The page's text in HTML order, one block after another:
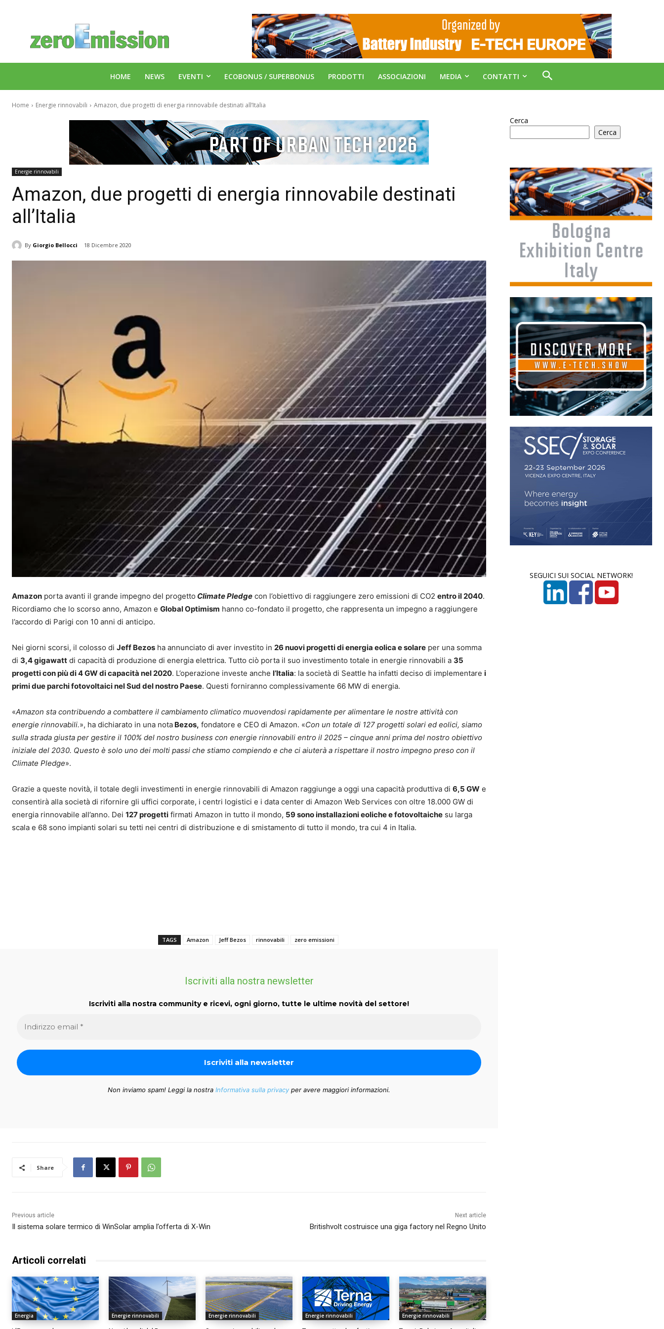
HOME NEWS EVENTI ECOBONUS / SUPERBONUS PRODOTTI ASSOCIAZIONI MEDIA CONTATTI
Home Energie rinnovabili Amazon, due progetti di energia rinnovabile destinati all’Italia
Energie rinnovabili
Amazon, due progetti di energia rinnovabile destinati
all’Italia
By Giorgio Bellocci 18 Dicembre 2020
Amazon porta avanti il grande impegno del progetto Climate Pledge con l’obiettivo di raggiungere zero emissioni di CO2 entro il 2040.
Ricordiamo che lo scorso anno, Amazon e Global Optimism hanno co-fondato il progetto, che rappresenta un impegno a raggiungere
l’accordo di Parigi con 10 anni di anticipo.
Nei giorni scorsi, il colosso di Jeff Bezos ha annunciato di aver investito in 26 nuovi progetti di energia eolica e solare per una somma
di 3,4 gigawatt di capacità di produzione di energia elettrica. Tutto ciò porta il suo investimento totale in energie rinnovabili a 35
progetti con più di 4 GW di capacità nel 2020. L’operazione investe anche l’Italia: la società di Seattle ha infatti deciso di implementare i
primi due parchi fotovoltaici nel Sud del nostro Paese. Questi forniranno complessivamente 66 MW di energia.
«Amazon sta contribuendo a combattere il cambiamento climatico muovendosi rapidamente per alimentare le nostre attività con
energie rinnovabili.», ha dichiarato in una nota Bezos, fondatore e CEO di Amazon. «Con un totale di 127 progetti solari ed eolici, siamo
sulla strada giusta per gestire il 100% del nostro business con energie rinnovabili entro il 2025 – cinque anni prima del nostro obiettivo
iniziale del 2030. Questo è solo uno dei molti passi che stiamo compiendo e che ci aiuterà a rispettare il nostro impegno preso con il
Climate Pledge».
Grazie a queste novità, il totale degli investimenti in energie rinnovabili di Amazon raggiunge a oggi una capacità produttiva di 6,5 GW e
consentirà alla società di rifornire gli uffici corporate, i centri logistici e i data center di Amazon Web Services con oltre 18.000 GW di
energia rinnovabile all’anno. Dei 127 progetti firmati Amazon in tutto il mondo, 59 sono installazioni eoliche e fotovoltaiche su larga
scala e 68 sono impianti solari su tetti nei centri di distribuzione e di smistamento di tutto il mondo, tra cui 4 in Italia.
TAGS Amazon Jeff Bezos rinnovabili zero emissioni
Iscriviti alla nostra newsletter
Iscriviti alla nostra community e ricevi, ogni giorno, tutte le ultime novità del settore!
Non inviamo spam! Leggi la nostra Informativa sulla privacy per avere maggiori informazioni.
Share
Previous article
Il sistema solare termico di WinSolar amplia l’offerta di X-Win
Next article
Britishvolt costruisce una giga factory nel Regno Unito
Articoli correlati
Energia Energie rinnovabili Energie rinnovabili Energie rinnovabili Energie rinnovabili
Cerca
Cerca
SEGUICI SUI SOCIAL NETWORK!